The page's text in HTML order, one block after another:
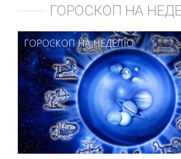
ГОРОСКОП НА
ГОРОСКОП НА НЕДЕЛЮ